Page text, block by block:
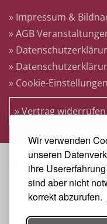
Wir verwenden
unseren
ihre
sind aber nicht
korrekt abzurufen.
» Impressum &
» AGB
»
»
» Cookie-
» Vertrag widerrufen
VERANSTALTER